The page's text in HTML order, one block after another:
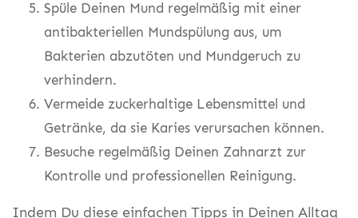
Spüle Deinen Mund regelmäßig mit einer
antibakteriellen Mundspülung aus, um
Bakterien abzutöten und Mundgeruch zu
verhindern.
Vermeide zuckerhaltige Lebensmittel und
Getränke, da sie Karies verursachen können.
Besuche regelmäßig Deinen Zahnarzt zur
Kontrolle und professionellen Reinigung.
Indem Du diese einfachen Tipps in Deinen Alltag